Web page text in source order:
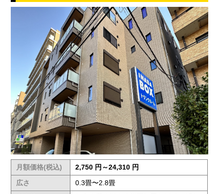
月額価格(税込)
2,750 円～24,310 円
広さ
0.3畳〜2.8畳